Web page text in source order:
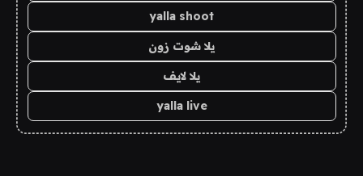
yalla shoot
يلا شوت زون
يلا لايف
yalla live